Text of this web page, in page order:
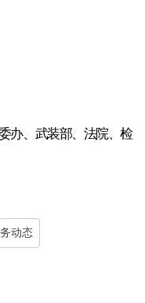
办、武装部、法院、检
动态